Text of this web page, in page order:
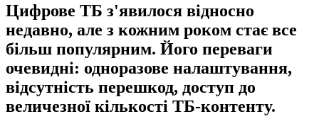
Цифрове ТБ з'явилося відносно
недавно, але з кожним роком стає все
більш популярним. Його переваги
очевидні: одноразове налаштування,
відсутність перешкод, доступ до
величезної кількості ТБ-контенту.